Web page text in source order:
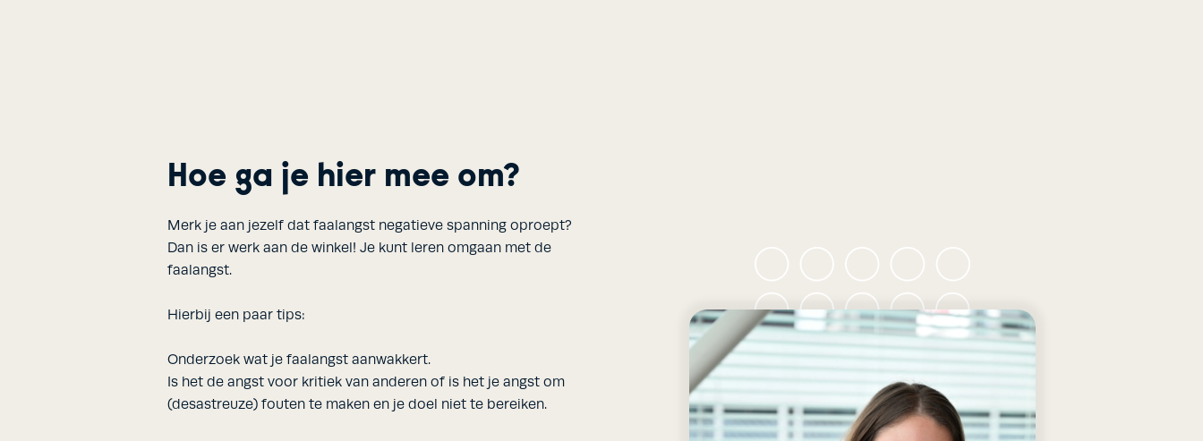
Hoe ga je hier mee om?
Merk je aan jezelf dat faalangst negatieve spanning oproept?
Dan is er werk aan de winkel! Je kunt leren omgaan met de
faalangst.
Hierbij een paar tips:
Onderzoek wat je faalangst aanwakkert.
Is het de angst voor kritiek van anderen of is het je angst om
(desastreuze) fouten te maken en je doel niet te bereiken.